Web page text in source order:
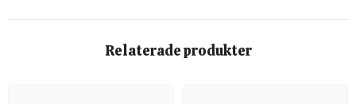
Relaterade produkter